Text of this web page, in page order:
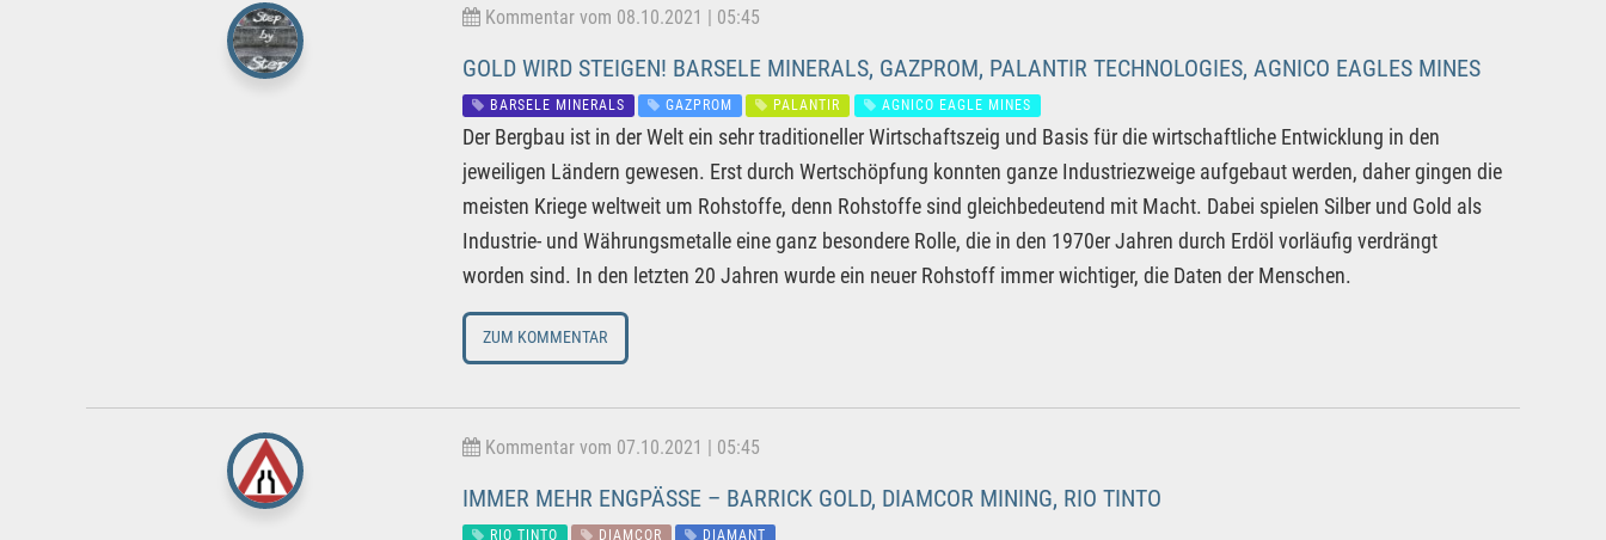
Kommentar vom 08.10.2021 | 05:45
GOLD WIRD STEIGEN! BARSELE MINERALS, GAZPROM, PALANTIR TECHNOLOGIES, AGNICO EAGLES MINES
BARSELE MINERALS GAZPROM PALANTIR AGNICO EAGLE MINES
Der Bergbau ist in der Welt ein sehr traditioneller Wirtschaftszeig und Basis für die wirtschaftliche Entwicklung in den
jeweiligen Ländern gewesen. Erst durch Wertschöpfung konnten ganze Industriezweige aufgebaut werden, daher gingen die
meisten Kriege weltweit um Rohstoffe, denn Rohstoffe sind gleichbedeutend mit Macht. Dabei spielen Silber und Gold als
Industrie- und Währungsmetalle eine ganz besondere Rolle, die in den 1970er Jahren durch Erdöl vorläufig verdrängt
worden sind. In den letzten 20 Jahren wurde ein neuer Rohstoff immer wichtiger, die Daten der Menschen.
ZUM KOMMENTAR
Kommentar vom 07.10.2021 | 05:45
IMMER MEHR ENGPÄSSE – BARRICK GOLD, DIAMCOR MINING, RIO TINTO
RIO TINTO DIAMCOR DIAMANT